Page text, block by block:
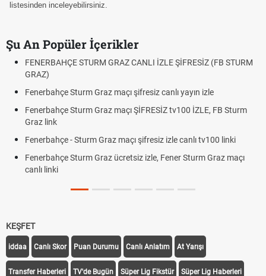
listesinden inceleyebilirsiniz.
Şu An Popüler İçerikler
STURM GRAZ CANLI İZLE ŞİFRESİZ (FB STURM
Sturm Graz maçı şifresiz canlı yayın izle
Sturm Graz maçı ŞİFRESİZ tv100 İZLE, FB Sturm
link
- Sturm Graz maçı şifresiz izle canlı tv100 linki
Sturm Graz ücretsiz izle, Fener Sturm Graz maçı
linki
KEŞFET
iddaa Canlı Skor Puan Durumu Canlı Anlatım At Yarışı